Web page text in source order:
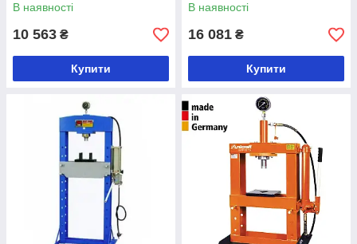
В наявності
10 563 ₴
Купити
В наявності
16 081 ₴
Купити